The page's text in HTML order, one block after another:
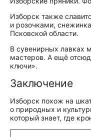
Изборск также
и розочками,
Псковской области.
В сувенирных лавках
мастеров. А ещё
ключи».
Заключение
Изборск похож на
о природных и
который знает, где